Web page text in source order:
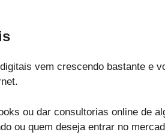
vem crescendo bastante e
ou dar consultorias online de
ou quem deseja entrar no